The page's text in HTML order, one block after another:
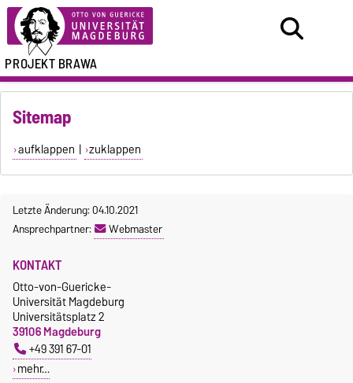
PROJEKT BRAWA
Sitemap
aufklappen | zuklappen
Letzte Änderung: 04.10.2021
Ansprechpartner:
Webmaster
KONTAKT
Otto-von-Guericke-
Universität Magdeburg
Universitätsplatz 2
39106 Magdeburg
+49 391 67-01
mehr…